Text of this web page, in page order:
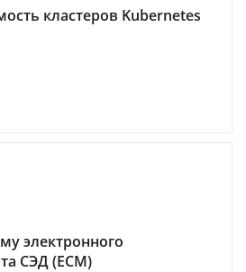
кластеров Kubernetes
электронного
СЭД (ECM)